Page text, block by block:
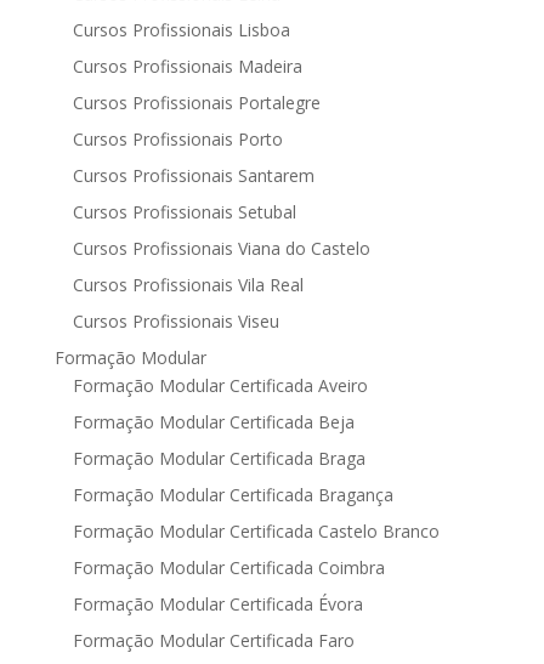
Cursos Profissionais Lisboa
Cursos Profissionais Madeira
Cursos Profissionais Portalegre
Cursos Profissionais Porto
Cursos Profissionais Santarem
Cursos Profissionais Setubal
Cursos Profissionais Viana do Castelo
Cursos Profissionais Vila Real
Cursos Profissionais Viseu
Formação Modular
Formação Modular Certificada Aveiro
Formação Modular Certificada Beja
Formação Modular Certificada Braga
Formação Modular Certificada Bragança
Formação Modular Certificada Castelo Branco
Formação Modular Certificada Coimbra
Formação Modular Certificada Évora
Formação Modular Certificada Faro